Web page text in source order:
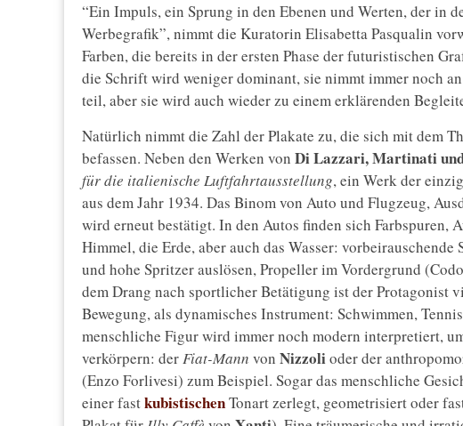
“Ein Impuls, ein Sprung in den Ebenen und Werten, der in
Werbegrafik”, nimmt die Kuratorin Elisabetta Pasqualin
Farben, die bereits in der ersten Phase der futuristischen
die Schrift wird weniger dominant, sie nimmt immer noch
teil, aber sie wird auch wieder zu einem erklärenden
Natürlich nimmt die Zahl der Plakate zu, die sich mit dem
befassen. Neben den Werken von DiLazzari,Martinati
für die italienische Luftfahrtausstellung, ein Werk der
aus dem Jahr 1934. Das Binom von Auto und Flugzeug,
wird erneut bestätigt. In den Autos finden sich
Himmel, die Erde, aber auch das Wasser:
und hohe Spritzer auslösen, Propeller im Vordergrund
dem Drang nach sportlicher Betätigung ist der Protagonist
Bewegung, als dynamisches Instrument: Schwimmen,
menschliche Figur wird immer noch modern interpretiert,
verkörpern: derFiat-Mann von Nizzolioder der
(Enzo Forlivesi) zum Beispiel. Sogar das menschliche
einer fastkubistischenTonart zerlegt, geometrisiert oder